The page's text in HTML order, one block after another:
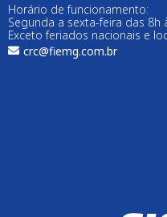
Horário de funcionamento:
Segunda a sexta-feira das 8h
Exceto feriados nacionais e
crc@fiemg.com.br